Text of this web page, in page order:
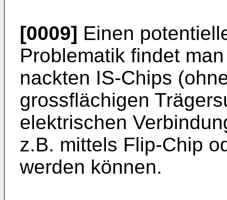
[0009] Einen
Problematik findet
nackten IS-Chips
grossflächigen
elektrischen
z.B. mittels Flip-Chip
werden können.